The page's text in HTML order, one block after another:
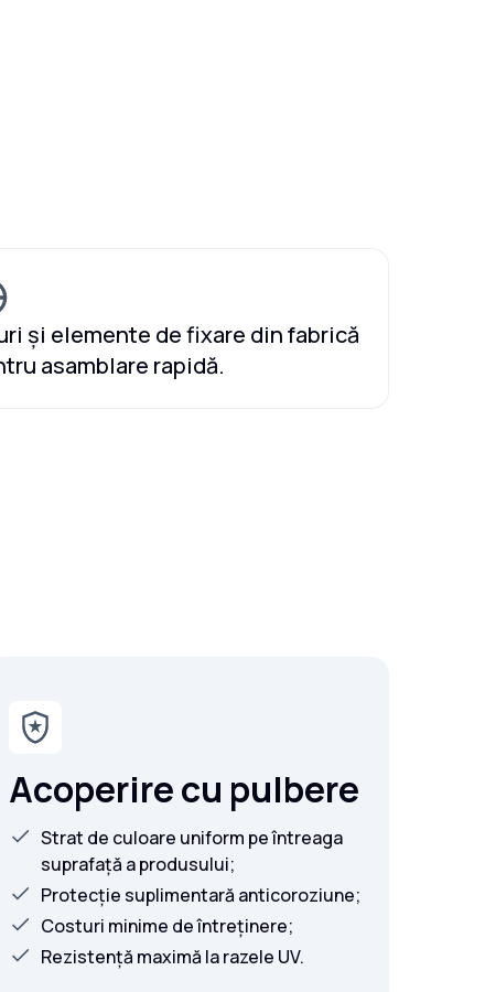
și elemente de fixare din fabrică
asamblare rapidă.
Acoperire cu pulbere
Strat de culoare uniform pe întreaga
suprafață a produsului;
Protecție suplimentară anticoroziune;
Costuri minime de întreținere;
Rezistență maximă la razele UV.